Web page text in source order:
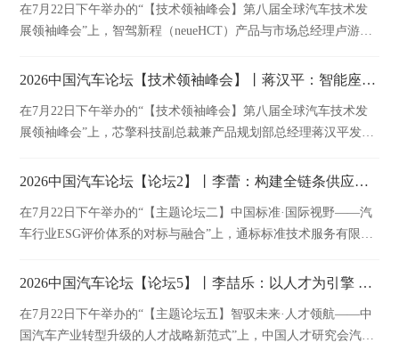
在7月22日下午举办的“【技术领袖峰会】第八届全球汽车技术发
展领袖峰会”上，智驾新程（neueHCT）产品与市场总经理卢游发
2026中国汽车论坛【技术领袖峰会】丨蒋汉平：智能座舱到AI舱驾融合演变的芯片视野
在7月22日下午举办的“【技术领袖峰会】第八届全球汽车技术发
展领袖峰会”上，芯擎科技副总裁兼产品规划部总经理蒋汉平发表
2026中国汽车论坛【论坛2】丨李蕾：构建全链条供应链韧性——可持续供应链建设和尽职调查
在7月22日下午举办的“【主题论坛二】中国标准·国际视野——汽
车行业ESG评价体系的对标与融合”上，通标标准技术服务有限公
2026中国汽车论坛【论坛5】丨李喆乐：以人才为引擎 驱动产业升级的创新实践与探索
在7月22日下午举办的“【主题论坛五】智驭未来·人才领航——中
国汽车产业转型升级的人才战略新范式”上，中国人才研究会汽车